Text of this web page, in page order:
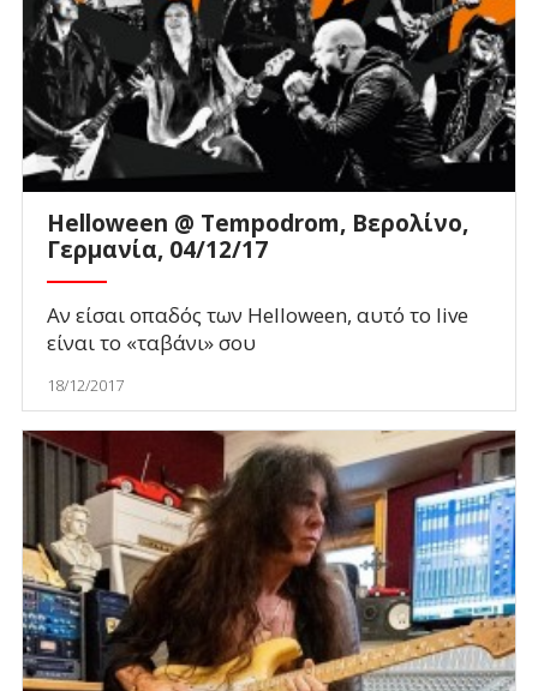
Helloween @ Tempodrom, Βερολίνο,
Γερμανία, 04/12/17
Αν είσαι οπαδός των Helloween, αυτό το live
είναι το «ταβάνι» σου
18/12/2017